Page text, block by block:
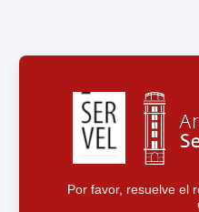
Por favor, resuelve el